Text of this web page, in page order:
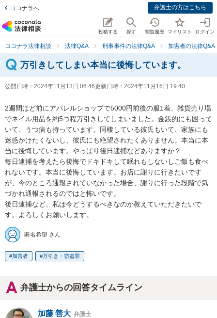
ココナラへ 弁護士の方はこちら
投稿する 探す 閲覧履歴 マイリスト ログイン
ココナラ法律相談 法律Q&A 刑事事件の法律Q&A 加害者の法律Q&A
万引きしてしまい本当に後悔しています。
公開日時： 2024年11月13日 06:46更新日時： 2024年11月16日 19:40
2週間ほど前にアパレルショップで5000円前後の服1着、雑貨売り場
でネイル用品を約5つ程万引きしてしまいました。金銭的にも困って
いて、うつ病も持っています。同棲している彼氏もいて、家族にも
迷惑かけたくないし、彼氏にも絶望されたくありません。本当に本
当に後悔しています。やっぱり後日逮捕などありますか？
毎日逮捕を考えたら後悔でドキドキして眠れもしないしご飯も食べ
れないです。本当に後悔しています。お店に謝りに行きたいです
が、今のところ通報されていなかった場合、謝りに行った段階で気
づかれ通報されるのではと怖いです。
後日逮捕など、私は今どうするべきなのか教えていただきたいで
す。よろしくお願いします。
匿名希望 さん
加害者 万引き・窃盗罪
弁護士からの回答タイムライン
加藤 善大 弁護士